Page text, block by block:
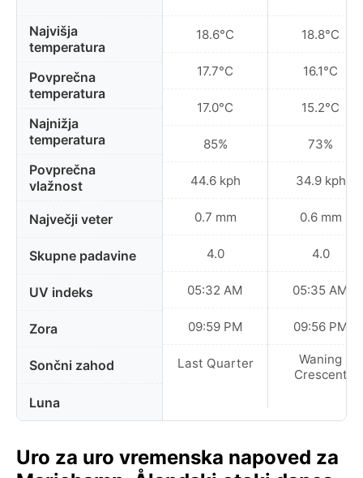
Najvišja
temperatura
Povprečna
temperatura
Najnižja
temperatura
Povprečna
vlažnost
Največji veter
Skupne padavine
UV indeks
Zora
Sončni zahod
Luna
18.6°C
17.7°C
17.0°C
85%
44.6 kph
0.7 mm
4.0
05:32 AM
09:59 PM
Last Quarter
18.8°C
16.1°C
15.2°C
73%
34.9 kph
0.6 mm
4.0
05:35 AM
09:56 PM
Waning
Crescent
Uro za uro vremenska napoved za